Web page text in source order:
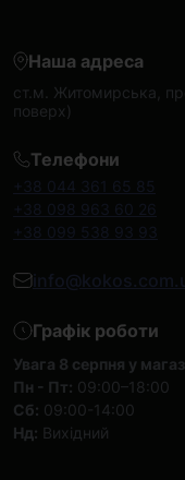
Наша адреса
ст.м. Житомирська,
поверх)
Телефони
+38 044 361 65 85
+38 098 963 60 26
+38 099 538 93 93
Графік роботи
Увага 8 серпня у
Пн - Пт: 09:00–18:00
Сб: 09:00-14:00
Нд: Вихідний